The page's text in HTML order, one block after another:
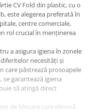
CV Fold din plastic, cu o
este alegerea preferată în
centre comerciale,
rol crucial în menținerea
a asigura igiena în zonele
necesități și
care păstrează prosoapele
garantează igiena
să atingă direct
de blocare care elimină